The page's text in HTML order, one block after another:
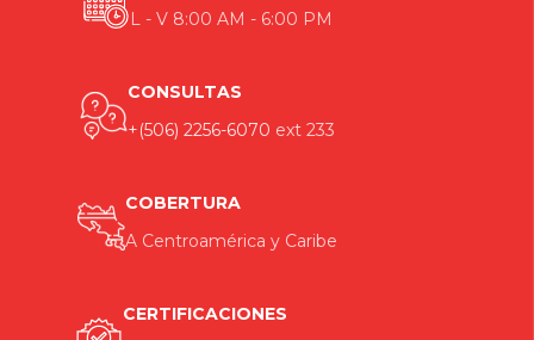
L - V 8:00 AM - 6:00 PM
CONSULTAS
+(506) 2256-6070 ext 233
COBERTURA
A Centroamérica y Caribe
CERTIFICACIONES